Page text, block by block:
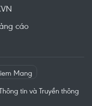
cáo
tin và Truyền thông